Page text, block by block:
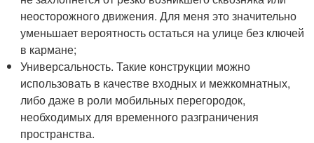
неосторожного движения. Для меня это значительно
уменьшает вероятность остаться на улице без ключей
в кармане;
Универсальность. Такие конструкции можно
использовать в качестве входных и межкомнатных,
либо даже в роли мобильных перегородок,
необходимых для временного разграничения
пространства.